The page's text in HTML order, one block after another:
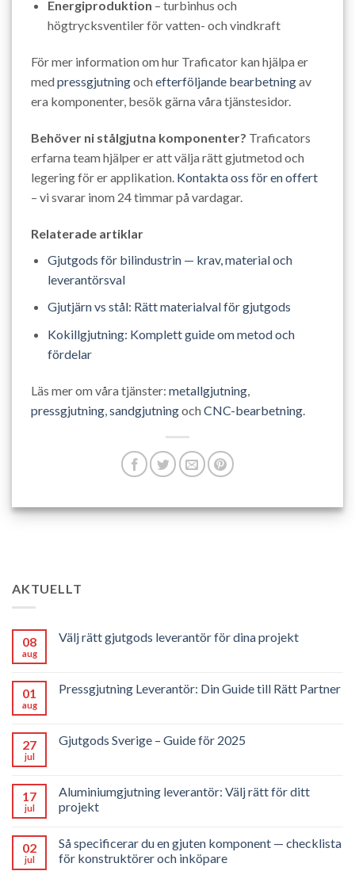
Energiproduktion – turbinhus och
högtrycksventiler för vatten- och vindkraft
För mer information om hur Traficator kan hjälpa er
medpressgjutningochefterföljande bearbetningav
era komponenter, besök gärna våra tjänstesidor.
Behöver ni stålgjutna komponenter? Traficators
erfarna team hjälper er att välja rätt gjutmetod och
legering för er applikation. Kontakta oss för en offert
– vi svarar inom 24 timmar på vardagar.
Relaterade artiklar
Gjutgods för bilindustrin — krav, material och
leverantörsval
Gjutjärn vs stål: Rätt materialval för gjutgods
Kokillgjutning: Komplett guide om metod och
fördelar
Läs mer om våra tjänster: metallgjutning
pressgjutning sandgjutningochCNC-bearbetning
AKTUELLT
08
aug
Välj rätt gjutgods leverantör för dina projekt
01
aug
Pressgjutning Leverantör: Din Guide till Rätt Partner
27
jul
Gjutgods Sverige – Guide för 2025
17
jul
Aluminiumgjutning leverantör: Välj rätt för ditt
projekt
02
jul
Så specificerar du en gjuten komponent — checklista
för konstruktörer och inköpare